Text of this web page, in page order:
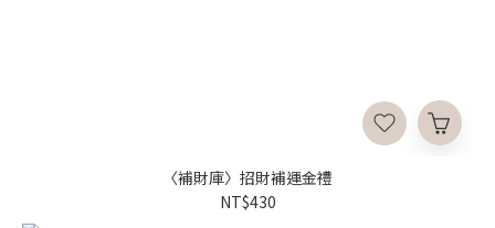
〈補財庫〉招財補運金禮
NT$430